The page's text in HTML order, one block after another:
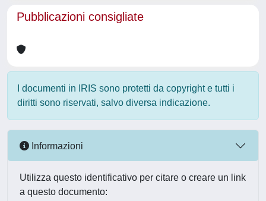
Pubblicazioni consigliate
I documenti in IRIS sono protetti da copyright e tutti i
diritti sono riservati, salvo diversa indicazione.
Informazioni
Utilizza questo identificativo per citare o creare un link
a questo documento: